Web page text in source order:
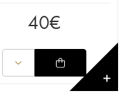
40€
✕